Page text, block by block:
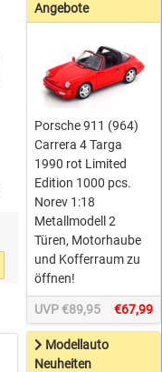
Angebote
Porsche 911 (964)
Carrera 4 Targa
1990 rot Limited
Edition 1000 pcs.
Norev 1:18
Metallmodell 2
Türen, Motorhaube
und Kofferraum zu
öffnen!
UVP €89,95 €67,99
Modellauto
Neuheiten